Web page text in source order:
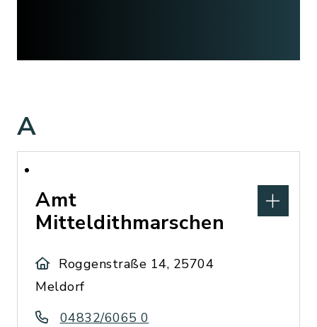
A
Amt
Mitteldithmarschen
Roggenstraße 14, 25704
Meldorf
04832/6065 0